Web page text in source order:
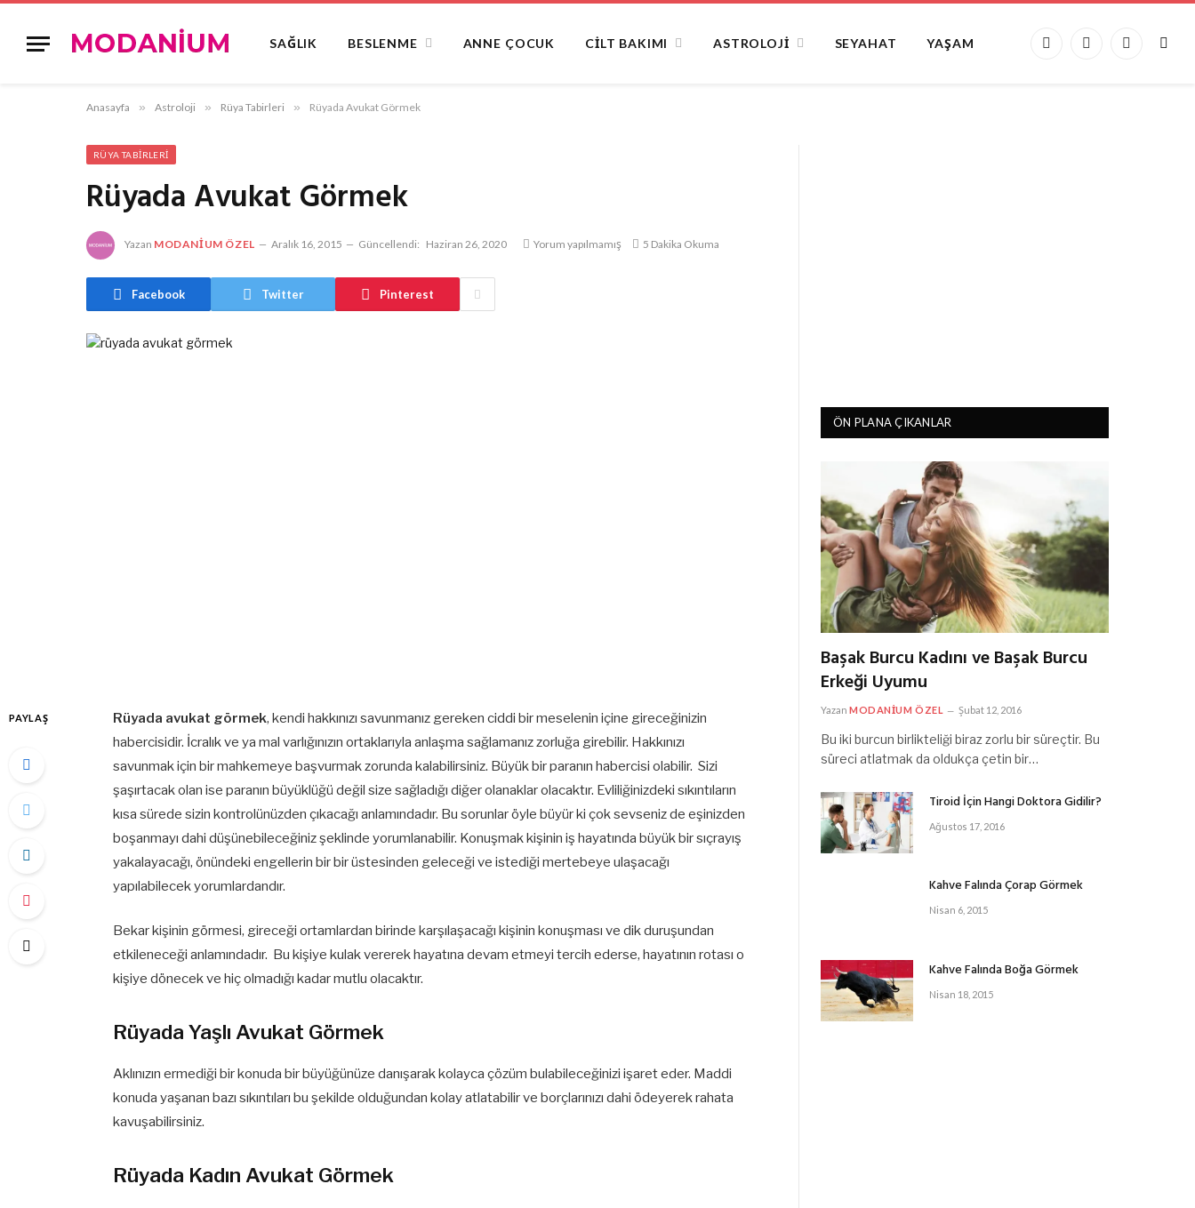
SAĞLIK BESLENME ANNE ÇOCUK CILT BAKIMI ASTROLOJI SEYAHAT YAŞAM
Facebook
X
Instagram
Anasayfa » Astroloji » Rüya Tabirleri » Rüyada Avukat Görmek
RÜYA TABIRLERI
Rüyada Avukat Görmek
Yazan MODANIUM ÖZEL Aralık 16, 2015 Güncellendi: Haziran 26, 2020 Yorum yapılmamış 5 Dakika Okuma
Facebook Twitter Pinterest
PAYLAŞ Rüyada avukat görmek, kendi hakkınızı savunmanız gereken ciddi bir meselenin içine gireceğinizin
habercisidir. İcralık ve ya mal varlığınızın ortaklarıyla anlaşma sağlamanız zorluğa girebilir. Hakkınızı
savunmak için bir mahkemeye başvurmak zorunda kalabilirsiniz. Büyük bir paranın habercisi olabilir. Sizi
şaşırtacak olan ise paranın büyüklüğü değil size sağladığı diğer olanaklar olacaktır. Evliliğinizdeki sıkıntıların
kısa sürede sizin kontrolünüzden çıkacağı anlamındadır. Bu sorunlar öyle büyür ki çok sevseniz de eşinizden
boşanmayı dahi düşünebileceğiniz şeklinde yorumlanabilir. Konuşmak kişinin iş hayatında büyük bir sıçrayış
yakalayacağı, önündeki engellerin bir bir üstesinden geleceği ve istediği mertebeye ulaşacağı
yapılabilecek yorumlardandır.
Bekar kişinin görmesi, gireceği ortamlardan birinde karşılaşacağı kişinin konuşması ve dik duruşundan
etkileneceği anlamındadır. Bu kişiye kulak vererek hayatına devam etmeyi tercih ederse, hayatının rotası o
kişiye dönecek ve hiç olmadığı kadar mutlu olacaktır.
Rüyada Yaşlı Avukat Görmek
Aklınızın ermediği bir konuda bir büyüğünüze danışarak kolayca çözüm bulabileceğinizi işaret eder. Maddi
konuda yaşanan bazı sıkıntıları bu şekilde olduğundan kolay atlatabilir ve borçlarınızı dahi ödeyerek rahata
kavuşabilirsiniz.
Rüyada Kadın Avukat Görmek
ÖN PLANA ÇIKANLAR
Başak Burcu Kadını ve Başak Burcu
Erkeği Uyumu
Yazan MODANIUM ÖZEL Şubat 12, 2016
Bu iki burcun birlikteliği biraz zorlu bir süreçtir. Bu
süreci atlatmak da oldukça çetin bir…
Tiroid İçin Hangi Doktora Gidilir?
Ağustos 17, 2016
Kahve Falında Çorap Görmek
Nisan 6, 2015
Kahve Falında Boğa Görmek
Nisan 18, 2015